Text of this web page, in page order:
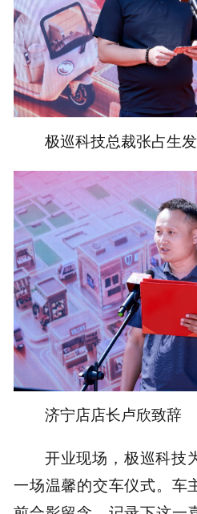
极巡科技总裁张占生
济宁店店长卢欣致辞
开业现场，极巡科技
一场温馨的交车仪式。车